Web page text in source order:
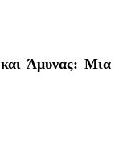
Άμυνας: Μια